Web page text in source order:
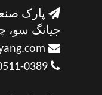
 پارک
جیانگ سو،

